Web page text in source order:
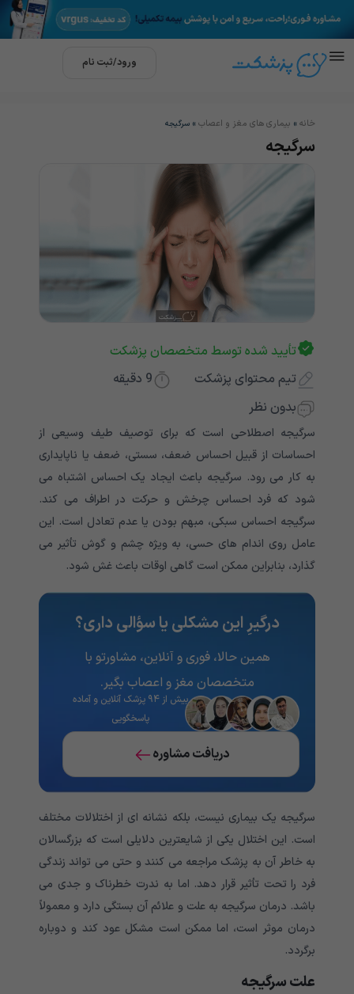
ورود/ثبت نام
خانه » بیماری های مغز و اعصاب » سرگیجه
سرگیجه
تأیید شده توسط متخصصان پزشکت
تیم محتوای پزشکت
9 دقیقه
بدون نظر
سرگیجه اصطلاحی است که برای توصیف طیف وسیعی از
احساسات از قبیل احساس ضعف، سستی، ضعف یا ناپایداری
به کار می رود. سرگیجه باعث ایجاد یک احساس اشتباه می
شود که فرد احساس چرخش و حرکت در اطراف می کند.
سرگیجه احساس سبکی، مبهم بودن یا عدم تعادل است. این
عامل روی اندام های حسی، به ویژه چشم و گوش تأثیر می
گذارد، بنابراین ممکن است گاهی اوقات باعث غش شود.
درگیرِ این مشکلی یا سؤالی داری؟
همین حالا، فوری و آنلاین، مشاورتو با
متخصصان مغز و اعصاب بگیر.
بیش از ۹۴ پزشک آنلاین و آماده
پاسخگویی
دریافت مشاوره
سرگیجه یک بیماری نیست، بلکه نشانه ای از اختلالات مختلف
است. این اختلال یکی از شایعترین دلایلی است که بزرگسالان
به خاطر آن به پزشک مراجعه می کنند و حتی می تواند زندگی
فرد را تحت تأثیر قرار دهد. اما به ندرت خطرناک و جدی می
باشد. درمان سرگیجه به علت و علائم آن بستگی دارد و معمولاً
درمان موثر است، اما ممکن است مشکل عود کند و دوباره
برگردد.
علت سرگیجه